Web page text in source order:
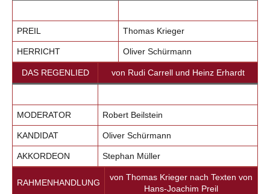
PREIL Thomas Krieger
HERRICHT Oliver Schürmann
DAS REGENLIED von Rudi Carrell und Heinz Erhardt
MODERATOR Robert Beilstein
KANDIDAT Oliver Schürmann
AKKORDEON Stephan Müller
RAHMENHANDLUNG
von Thomas Krieger nach Texten von
Hans-Joachim Preil